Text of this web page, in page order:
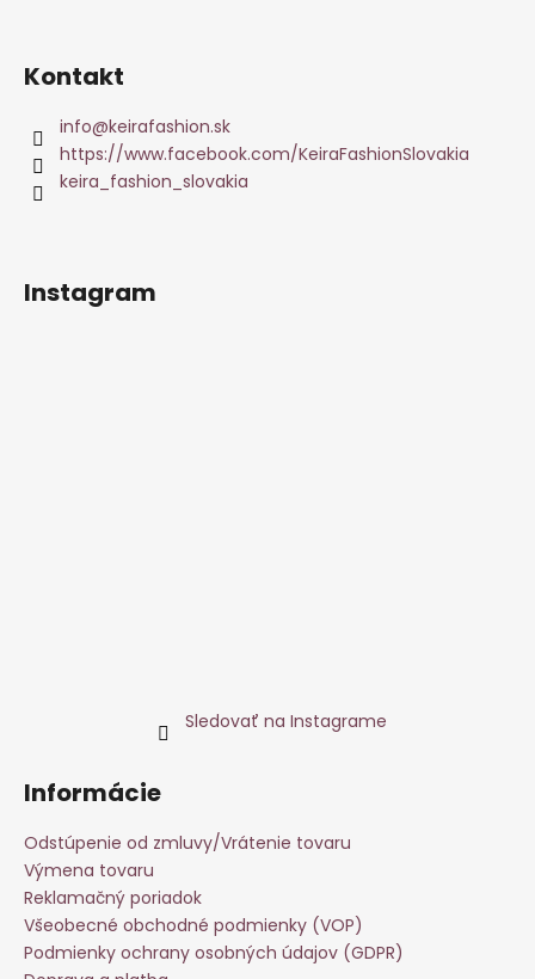
Kontakt
info@keirafashion.sk
https://www.facebook.com/KeiraFashionSlovakia
keira_fashion_slovakia
Instagram
Sledovať na Instagrame
Informácie
Odstúpenie od zmluvy/Vrátenie tovaru
Výmena tovaru
Reklamačný poriadok
Všeobecné obchodné podmienky (VOP)
Podmienky ochrany osobných údajov (GDPR)